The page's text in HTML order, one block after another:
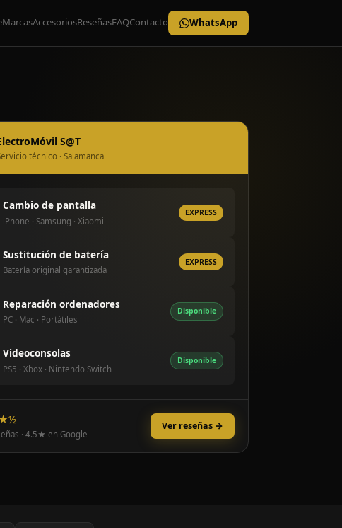
MarcasAccesoriosReseñasFAQContacto WhatsApp
S@T
técnico · Salamanca
Cambio de pantalla
iPhone · Samsung · Xiaomi
EXPRESS
Sustitución de batería
Batería original garantizada
EXPRESS
Reparación ordenadores
PC · Mac · Portátiles
Disponible
Videoconsolas
PS5 · Xbox · Nintendo Switch
Disponible
· 4.5★ en Google
Ver reseñas →